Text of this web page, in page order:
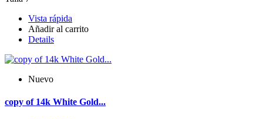
Vista rápida
Añadir al carrito
Details
Nuevo
copy of 14k White Gold...